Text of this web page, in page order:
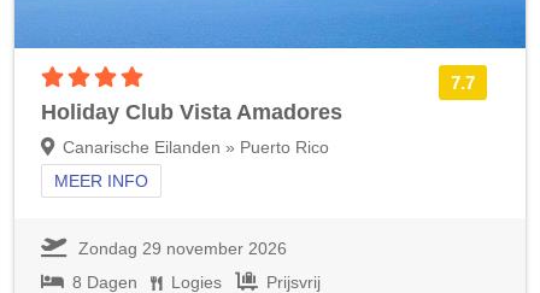
7.7
Holiday Club Vista Amadores
Canarische Eilanden » Puerto Rico
MEER INFO
Zondag 29 november 2026
8 Dagen
Logies
Prijsvrij